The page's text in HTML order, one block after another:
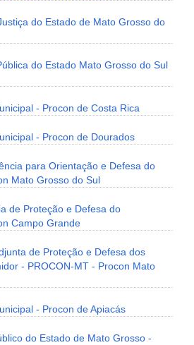
do Estado de Mato Grosso do
do Estado Mato Grosso do Sul
- Procon de Costa Rica
- Procon de Dourados
para Orientação e Defesa do
Mato Grosso do Sul
de Proteção e Defesa do
Campo Grande
de Proteção e Defesa dos
- PROCON-MT - Procon Mato
- Procon de Apiacás
do Estado de Mato Grosso -